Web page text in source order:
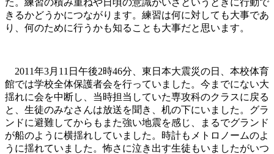
きるかどうかにつながります。練習は何に対しても大事であ
り、何のために行うかも知ることも大事だと思います。
2011年3月11日午後2時46分、東日本大震災の日、本校体育
館では学校全体保護者会を行っていました。今までにない大
揺れに会を中断し、当時担当していた専攻科のクラスに戻る
と、生徒のみなさんは放送を聞き、机の下にいました。グラ
ンドに避難してからもまた強い地震を感じ、まるでグランド
が船のように横揺れしていました。時計もメトロノームのよ
うに揺れていました。怖さに泣き出す生徒もいましたがいつ